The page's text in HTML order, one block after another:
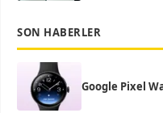
SON HABERLER
Google Pixel